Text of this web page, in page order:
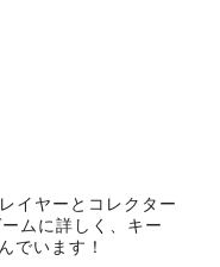
イヤーとコレクター
ムに詳しく、キー
でいます！